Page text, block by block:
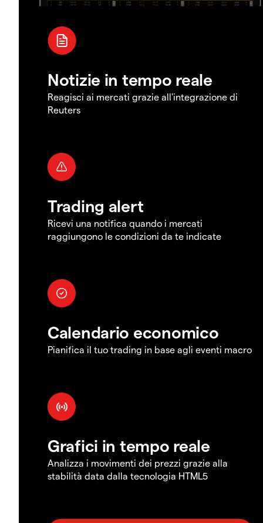
Notizie in tempo reale
Reagisci ai mercati grazie all'integrazione di
Reuters
Trading alert
Ricevi una notifica quando i mercati
raggiungono le condizioni da te indicate
Calendario economico
Pianifica il tuo trading in base agli eventi macro
Grafici in tempo reale
Analizza i movimenti dei prezzi grazie alla
stabilità data dalla tecnologia HTML5